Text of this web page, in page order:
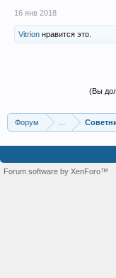
16 янв 2018
Vitrion нравится это.
(Вы
Форум
Forum software by XenForo™